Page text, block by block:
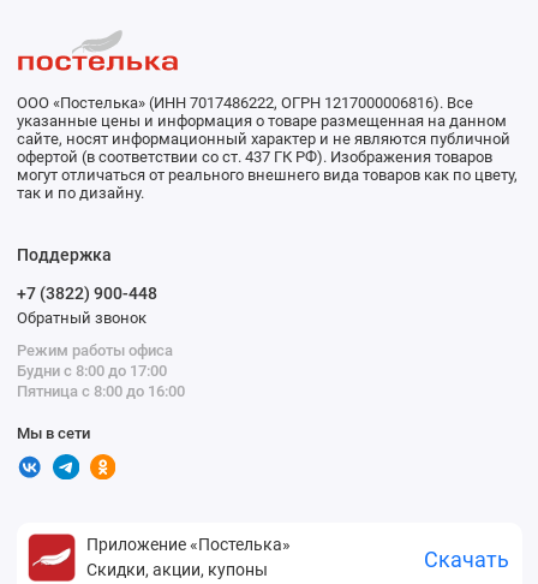
ООО «Постелька» (ИНН 7017486222, ОГРН 1217000006816). Все
указанные цены и информация о товаре размещенная на данном
сайте, носят информационный характер и не являются публичной
офертой (в соответствии со ст. 437 ГК РФ). Изображения товаров
могут отличаться от реального внешнего вида товаров как по цвету,
так и по дизайну.
Поддержка
+7 (3822) 900-448
Обратный звонок
Режим работы офиса
Будни с 8:00 до 17:00
Пятница с 8:00 до 16:00
Мы в сети
Приложение «Постелька»
Скидки, акции, купоны
Скачать